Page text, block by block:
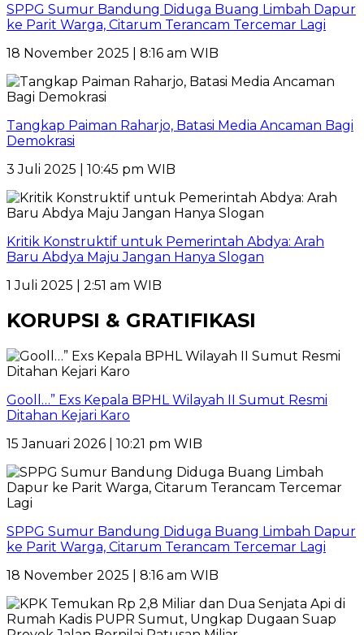
SPPG Sumur Bandung Diduga Buang Limbah Dapur
ke Parit Warga, Citarum Terancam Tercemar Lagi
18 November 2025 | 8:16 am WIB
Tangkap Paiman Raharjo, Batasi Media Ancaman Bagi
Demokrasi
3 Juli 2025 | 10:45 pm WIB
Kritik Konstruktif untuk Pemerintah Abdya: Arah
Baru Abdya Maju Jangan Hanya Slogan
1 Juli 2025 | 2:51 am WIB
KORUPSI & GRATIFIKASI
Gooll…” Exs Kepala BPHL Wilayah II Sumut Resmi
Ditahan Kejari Karo
15 Januari 2026 | 10:21 pm WIB
SPPG Sumur Bandung Diduga Buang Limbah Dapur
ke Parit Warga, Citarum Terancam Tercemar Lagi
18 November 2025 | 8:16 am WIB